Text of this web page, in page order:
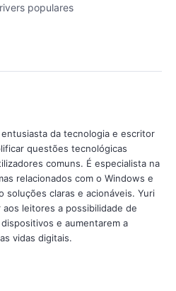
populares
da tecnologia e escritor
questões tecnológicas
comuns. É especialista na
relacionados com o Windows e
claras e acionáveis. Yuri
leitores a possibilidade de
e aumentarem a
vidas digitais.